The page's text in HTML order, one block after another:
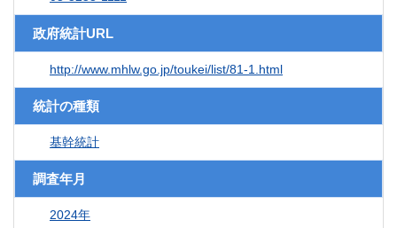
政府統計URL
http://www.mhlw.go.jp/toukei/list/81-1.html
統計の種類
基幹統計
調査年月
2024年